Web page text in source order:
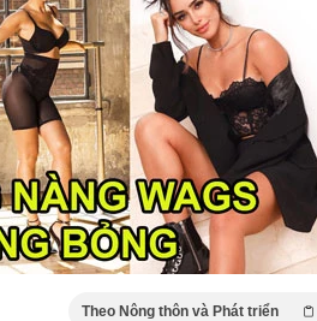
Theo Nông thôn và Phát triển